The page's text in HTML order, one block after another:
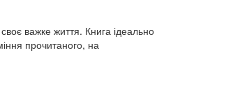
важке життя. Книга ідеально
прочитаного, на